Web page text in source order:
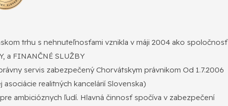
trhu s nehnuteľnosťami vznikla v máji 2004 ako spoločnosť
a FINANČNÉ SLUŽBY
servis zabezpečený Chorvátskym právnikom Od 1.7.2006
realitných kancelárií Slovenska)
ambicióznych ľudí. Hlavná činnosť spočíva v zabezpečení